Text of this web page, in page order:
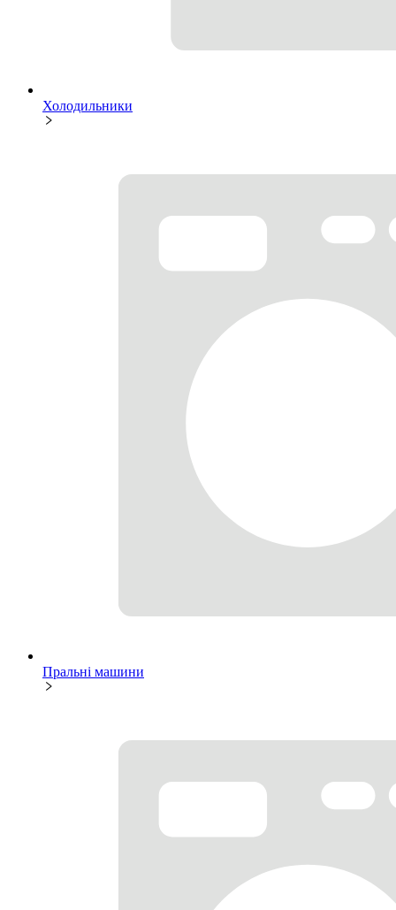
Холодильники
Пральні машини